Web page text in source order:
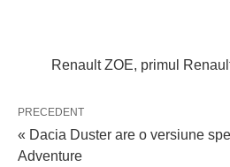
Renault ZOE, primul
PRECEDENT
« Dacia Duster are o versiune
Adventure